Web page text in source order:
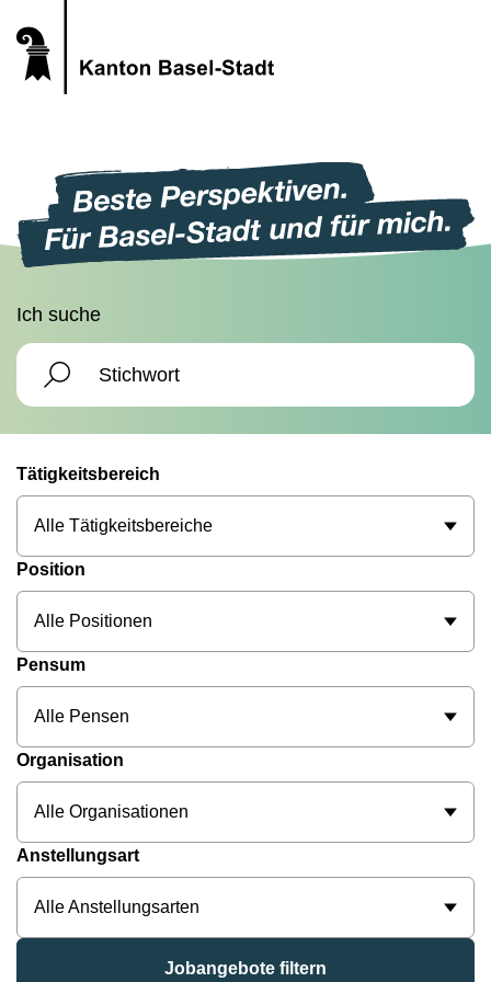
Ich suche
Tätigkeitsbereich
Alle Tätigkeitsbereiche
Position
Alle Positionen
Pensum
Alle Pensen
Organisation
Alle Organisationen
Anstellungsart
Alle Anstellungsarten
Jobangebote filtern